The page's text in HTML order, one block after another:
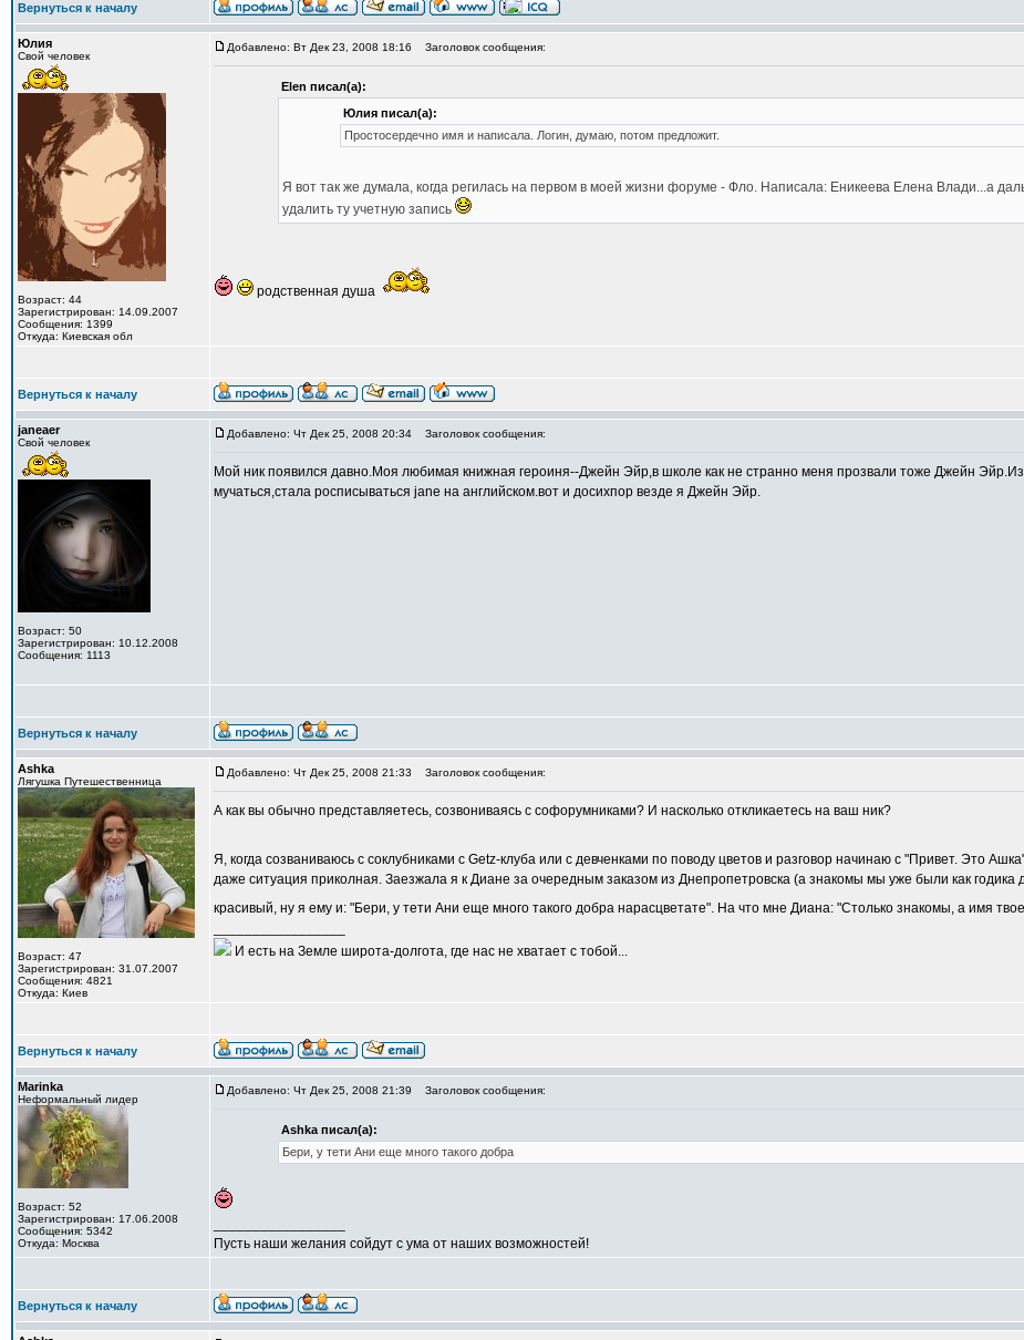
Вернуться к началу
Юлия
Свой человек
Возраст: 44
Зарегистрирован: 14.09.2007
Сообщения: 1399
Откуда: Киевская обл
Добавлено: Вт Дек 23, 2008 18:16 Заголовок сообщения:
Elen писал(а):
Юлия писал(а):
Простосердечно имя и написала. Логин, думаю, потом предложит.
Я вот так же думала, когда регилась на первом в моей жизни форуме - Фло. Написала: Еникеева Елена Влади...а
удалить ту учетную запись
родственная душа
Вернуться к началу
janeaer
Свой человек
Возраст: 50
Зарегистрирован: 10.12.2008
Сообщения: 1113
Добавлено: Чт Дек 25, 2008 20:34 Заголовок сообщения:
Мой ник появился давно.Моя любимая книжная героиня--Джейн Эйр,в школе как не странно меня прозвали тоже Джейн
мучаться,стала росписываться jane на английском.вот и досихпор везде я Джейн Эйр.
Вернуться к началу
Ashka
Лягушка Путешественница
Возраст: 47
Зарегистрирован: 31.07.2007
Сообщения: 4821
Откуда: Киев
Добавлено: Чт Дек 25, 2008 21:33 Заголовок сообщения:
А как вы обычно представляетесь, созвониваясь с софорумниками? И насколько откликаетесь на ваш ник?
Я, когда созваниваюсь с соклубниками с Getz-клуба или с девченками по поводу цветов и разговор начинаю с "Привет. Это
даже ситуация приколная. Заезжала я к Диане за очередным заказом из Днепропетровска (а знакомы мы уже были как годика
красивый, ну я ему и: "Бери, у тети Ани еще много такого добра нарасцветате". На что мне Диана: "Столько знакомы, а имя
И есть на Земле широта-долгота, где нас не хватает с тобой...
Вернуться к началу
Marinka
Неформальный лидер
Возраст: 52
Зарегистрирован: 17.06.2008
Сообщения: 5342
Откуда: Москва
Добавлено: Чт Дек 25, 2008 21:39 Заголовок сообщения:
Ashka писал(а):
Бери, у тети Ани еще много такого добра
Пусть наши желания сойдут с ума от наших возможностей!
Вернуться к началу